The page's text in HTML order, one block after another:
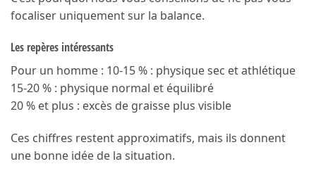
focaliser uniquement sur la balance.
Les repères intéressants
Pour un homme : 10-15 % : physique sec et athlétique
15-20 % : physique normal et équilibré
20 % et plus : excès de graisse plus visible
Ces chiffres restent approximatifs, mais ils donnent
une bonne idée de la situation.